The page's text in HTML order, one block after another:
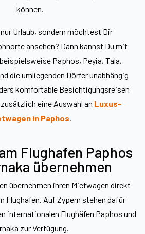
können.
Urlaub, sondern möchtest Dir
ansehen? Dann kannst Du mit
Paphos, Peyia, Tala,
die umliegenden Dörfer unabhängig
komfortable Besichtigungsreisen
eine Auswahl an Luxus-
in Paphos.
Flughafen Paphos
übernehmen
übernehmen ihren Mietwagen direkt
Flughafen. Auf Zypern stehen dafür
internationalen Flughäfen Paphos und
zur Verfügung.